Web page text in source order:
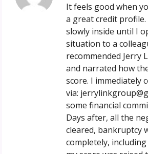
It feels good when
a great credit profile.
slowly inside until I
situation to a
recommended Jerry
and narrated how
score. I immediately
via:
some financial
Days after, all the
cleared, bankruptcy
completely,